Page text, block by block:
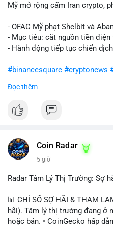
Mỹ mở rộng cấm Iran crypto,
- OFAC Mỹ phạt Shelbit và
- Mục tiêu: cắt nguồn tiền
- Hành động tiếp tục chiến
#binancesquare #cryptonews
$usdt
#vlikevn #titanbot
Đọc thêm
Coin Radar
5 giờ
Radar Tâm Lý Thị Trường: Sợ
📊 CHỈ SỐ SỢ HÃI & THAM
hãi). Tâm lý thị trường đang ở
hoặc bán. • CoinGecko hấp